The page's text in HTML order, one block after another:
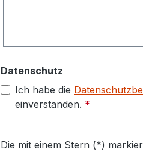
Datenschutz
Ich habe die
einverstanden. *
Die mit einem Stern (*)